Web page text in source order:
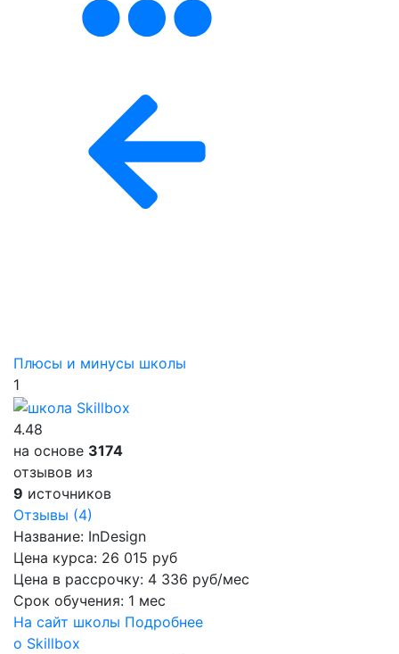
Плюсы и минусы школы
1
4.48
на основе 3174
отзывов из
9 источников
Отзывы (4)
Название: InDesign
Цена курса: 26 015 руб
Цена в рассрочку: 4 336 руб/мес
Срок обучения: 1 мес
На сайт школы Подробнее
о Skillbox